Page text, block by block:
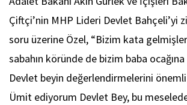
Çiftçi’nin MHP Lideri Devlet Bahçeli’yi
soru üzerine Özel, “Bizim kata
sabahın köründe de bizim baba
Devlet beyin değerlendirmelerini
Ümit ediyorum Devlet Bey, bu